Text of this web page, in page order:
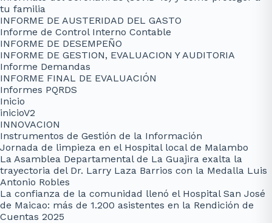
tu familia
INFORME DE AUSTERIDAD DEL GASTO
Informe de Control Interno Contable
INFORME DE DESEMPEÑO
INFORME DE GESTION, EVALUACION Y AUDITORIA
Informe Demandas
INFORME FINAL DE EVALUACIÓN
Informes PQRDS
Inicio
inicioV2
INNOVACION
Instrumentos de Gestión de la Información
Jornada de limpieza en el Hospital local de Malambo
La Asamblea Departamental de La Guajira exalta la
trayectoria del Dr. Larry Laza Barrios con la Medalla Luis
Antonio Robles
La confianza de la comunidad llenó el Hospital San José
de Maicao: más de 1.200 asistentes en la Rendición de
Cuentas 2025